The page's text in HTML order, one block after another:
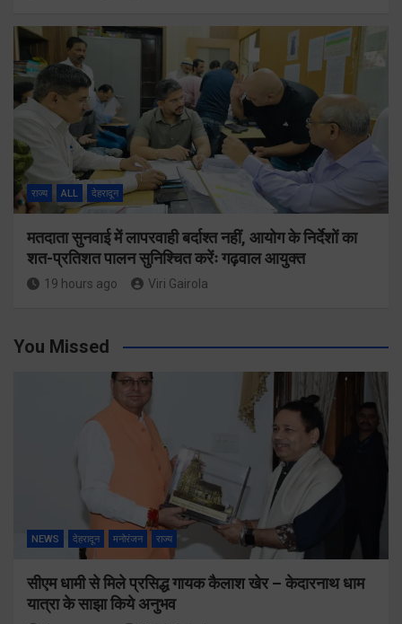
राज्य ALL देहरादून
मतदाता सुनवाई में लापरवाही बर्दाश्त नहीं, आयोग के निर्देशों का
शत-प्रतिशत पालन सुनिश्चित करेंः गढ़वाल आयुक्त
19 hours ago Viri Gairola
You Missed
NEWS देहरादून मनोरंजन राज्य
सीएम धामी से मिले प्रसिद्ध गायक कैलाश खेर – केदारनाथ धाम
यात्रा के साझा किये अनुभव